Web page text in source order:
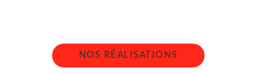
NOS RÉALISATIONS